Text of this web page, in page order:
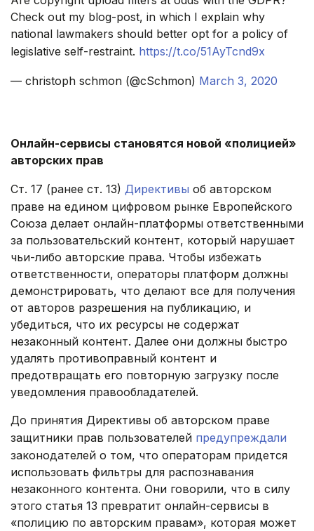
Check out my blog-post, in which I explain why
national lawmakers should better opt for a policy of
legislative self-restraint. https://t.co/51AyTcnd9x
— christoph schmon (@cSchmon) March 3, 2020
Онлайн-сервисы становятся новой «полицией»
авторских прав
Ст. 17 (ранее ст. 13) Директивы об авторском
праве на едином цифровом рынке Европейского
Союза делает онлайн-платформы ответственными
за пользовательский контент, который нарушает
чьи-либо авторские права. Чтобы избежать
ответственности, операторы платформ должны
демонстрировать, что делают все для получения
от авторов разрешения на публикацию, и
убедиться, что их ресурсы не содержат
незаконный контент. Далее они должны быстро
удалять противоправный контент и
предотвращать его повторную загрузку после
уведомления правообладателей.
До принятия Директивы об авторском праве
защитники прав пользователей предупреждали
законодателей о том, что операторам придется
использовать фильтры для распознавания
незаконного контента. Они говорили, что в силу
этого статья 13 превратит онлайн-сервисы в
«полицию по авторским правам», которая может